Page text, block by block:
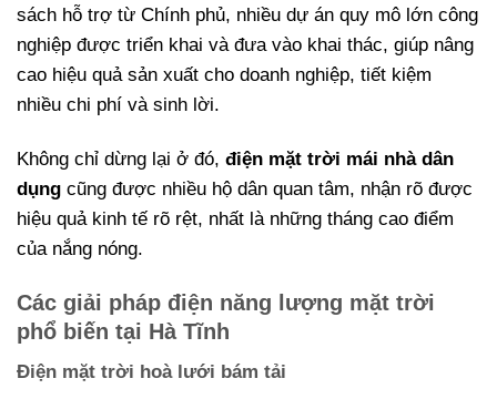
sách hỗ trợ từ Chính phủ, nhiều dự án quy mô lớn công
nghiệp được triển khai và đưa vào khai thác, giúp nâng
cao hiệu quả sản xuất cho doanh nghiệp, tiết kiệm
nhiều chi phí và sinh lời.
Không chỉ dừng lại ở đó, điện mặt trời mái nhà dân
dụng cũng được nhiều hộ dân quan tâm, nhận rõ được
hiệu quả kinh tế rõ rệt, nhất là những tháng cao điểm
của nắng nóng.
Các giải pháp điện năng lượng mặt trời
phổ biến tại Hà Tĩnh
Điện mặt trời hoà lưới bám tải